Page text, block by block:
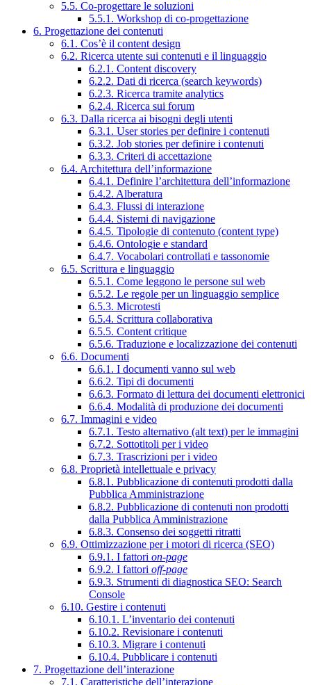
5.5. Co-progettare le soluzioni
5.5.1. Workshop di co-progettazione
6. Progettazione dei contenuti
6.1. Cos’è il content design
6.2. Ricerca utente sui contenuti e il linguaggio
6.2.1. Content discovery
6.2.2. Dati di ricerca (search keywords)
6.2.3. Ricerca tramite analytics
6.2.4. Ricerca sui forum
6.3. Dalla ricerca ai bisogni degli utenti
6.3.1. User stories per definire i contenuti
6.3.2. Job stories per definire i contenuti
6.3.3. Criteri di accettazione
6.4. Architettura dell’informazione
6.4.1. Definire l’architettura dell’informazione
6.4.2. Alberatura
6.4.3. Flussi di interazione
6.4.4. Sistemi di navigazione
6.4.5. Tipologie di contenuto (content type)
6.4.6. Ontologie e standard
6.4.7. Vocabolari controllati e tassonomie
6.5. Scrittura e linguaggio
6.5.1. Come leggono le persone sul web
6.5.2. Le regole per un linguaggio semplice
6.5.3. Microtesti
6.5.4. Scrittura collaborativa
6.5.5. Content critique
6.5.6. Traduzione e localizzazione dei contenuti
6.6. Documenti
6.6.1. I documenti vanno sul web
6.6.2. Tipi di documenti
6.6.3. Formato di lettura dei documenti elettronici
6.6.4. Modalità di produzione dei documenti
6.7. Immagini e video
6.7.1. Testo alternativo (alt text) per le immagini
6.7.2. Sottotitoli per i video
6.7.3. Trascrizioni per i video
6.8. Proprietà intellettuale e privacy
6.8.1. Pubblicazione di contenuti prodotti dalla
Pubblica Amministrazione
6.8.2. Pubblicazione di contenuti non prodotti
dalla Pubblica Amministrazione
6.8.3. Consenso dei soggetti ritratti
6.9. Ottimizzazione per i motori di ricerca (SEO)
6.9.1. I fattori on-page
6.9.2. I fattori off-page
6.9.3. Strumenti di diagnostica SEO: Search
Console
6.10. Gestire i contenuti
6.10.1. L’inventario dei contenuti
6.10.2. Revisionare i contenuti
6.10.3. Migrare i contenuti
6.10.4. Pubblicare i contenuti
7. Progettazione dell’interazione
7.1. Caratteristiche dell’interazione